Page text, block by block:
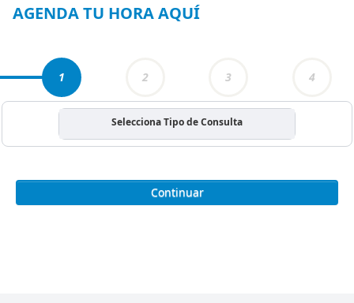
AGENDA TU HORA AQUÍ
1 2 3 4
Selecciona Tipo de Consulta
Continuar